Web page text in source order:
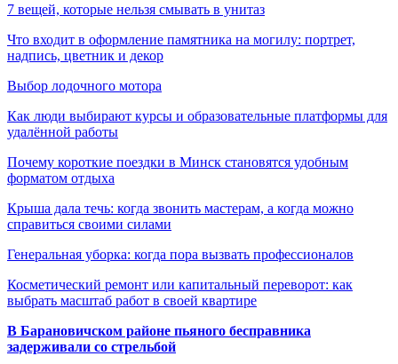
7 вещей, которые нельзя смывать в унитаз
Что входит в оформление памятника на могилу: портрет,
надпись, цветник и декор
Выбор лодочного мотора
Как люди выбирают курсы и образовательные платформы для
удалённой работы
Почему короткие поездки в Минск становятся удобным
форматом отдыха
Крыша дала течь: когда звонить мастерам, а когда можно
справиться своими силами
Генеральная уборка: когда пора вызвать профессионалов
Косметический ремонт или капитальный переворот: как
выбрать масштаб работ в своей квартире
В Барановичском районе пьяного бесправника
задерживали со стрельбой